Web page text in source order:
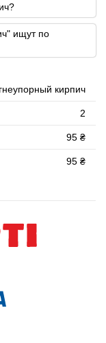
ищут по
кирпич
2
95 ₴
95 ₴